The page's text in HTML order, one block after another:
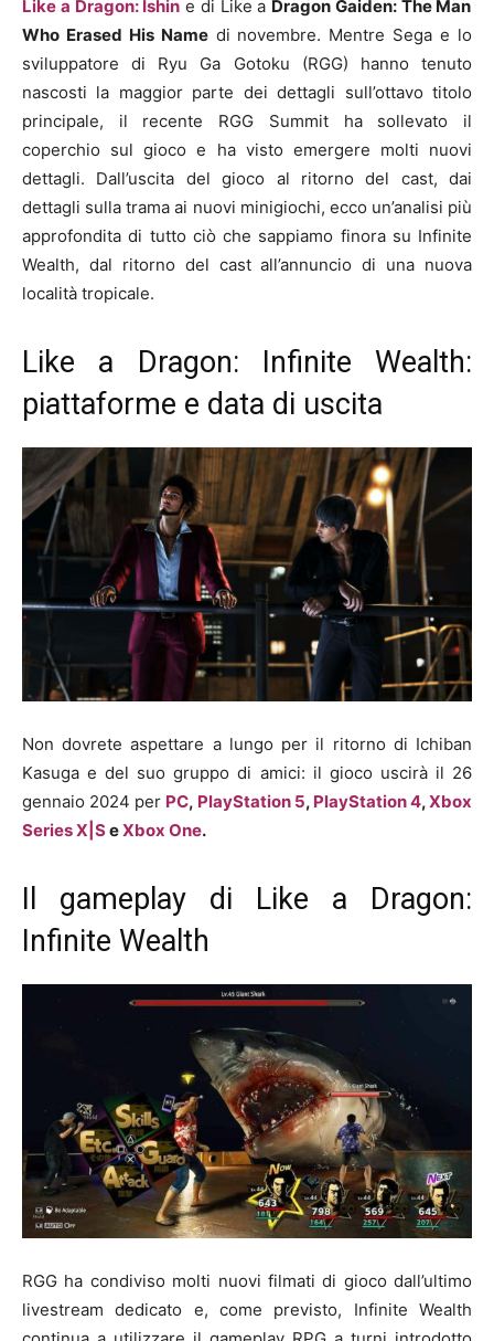
Like a Dragon: Ishin e di Like a Dragon Gaiden: The Man
Who Erased His Namedi novembre. Mentre Sega e lo
sviluppatore di Ryu Ga Gotoku (RGG) hanno tenuto
nascosti la maggior parte dei dettagli sull’ottavo titolo
principale, il recente RGG Summit ha sollevato il
coperchio sul gioco e ha visto emergere molti nuovi
dettagli. Dall’uscita del gioco al ritorno del cast, dai
dettagli sulla trama ai nuovi minigiochi, ecco un’analisi più
approfondita di tutto ciò che sappiamo finora su Infinite
Wealth, dal ritorno del cast all’annuncio di una nuova
località tropicale.
Like a Dragon: Infinite Wealth:
piattaforme e data di uscita
Non dovrete aspettare a lungo per il ritorno di Ichiban
Kasuga e del suo gruppo di amici: il gioco uscirà il 26
gennaio 2024 per PC, PlayStation 5, PlayStation 4,Xbox
Series X|SeXbox One.
Il gameplay di Like a Dragon:
Infinite Wealth
RGG ha condiviso molti nuovi filmati di gioco dall’ultimo
livestream dedicato e, come previsto, Infinite Wealth